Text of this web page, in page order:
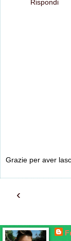
Rispondi
Grazie per aver
‹